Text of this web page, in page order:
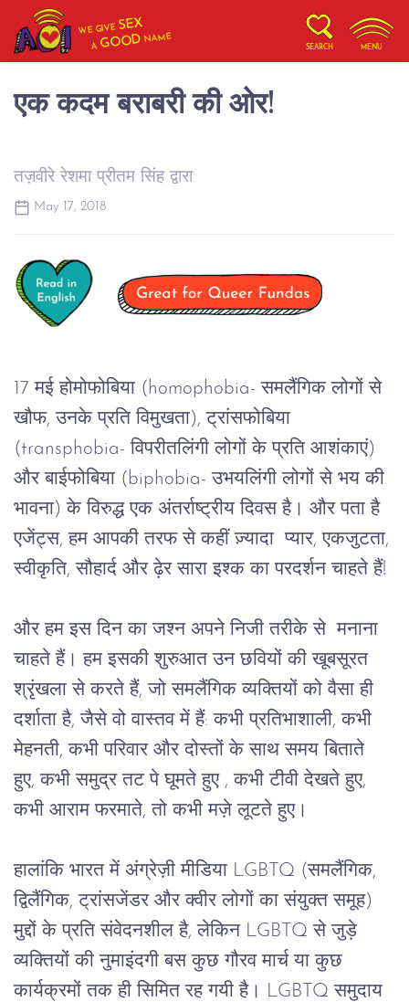
WE GIVESEX
AGOOD NAME
SEARCH MENU
एक कदम बराबरी की ओर!
तज़वीरे रेशमा प्रीतम सिंह द्वारा
May 17, 2018
17 मई होमोफोबिया (homophobia- समलैंगिक लोगों से
खौफ, उनके प्रति विमुखता), ट्रांसफोबिया
(transphobia- विपरीतलिंगी लोगों के प्रति आशंकाएं)
और बाईफोबिया (biphobia- उभयलिंगी लोगों से भय की
भावना) के विरुद्ध एक अंतर्राष्ट्रीय दिवस है। और पता है
एजेंट्स, हम आपकी तरफ से कहीं ज़्यादा प्यार, एकजुटता,
स्वीकृति, सौहार्द और ढ़ेर सारा इश्क का परदर्शन चाहते हैं!
और हम इस दिन का जश्न अपने निजी तरीके से मनाना
चाहते हैं। हम इसकी शुरुआत उन छवियों की खूबसूरत
श्रृंखला से करते हैं, जो समलैंगिक व्यक्तियों को वैसा ही
दर्शाता है, जैसे वो वास्तव में हैं: कभी प्रतिभाशाली, कभी
मेहनती, कभी परिवार और दोस्तों के साथ समय बिताते
हुए, कभी समुद्र तट पे घूमते हुए , कभी टीवी देखते हुए,
कभी आराम फरमाते, तो कभी मज़े लूटते हुए।
हालांकि भारत में अंग्रेज़ी मीडिया LGBTQ (समलैंगिक,
द्विलैंगिक, ट्रांसजेंडर और क्वीर लोगों का संयुक्त समूह)
मुद्दों के प्रति संवेदनशील है, लेकिन LGBTQ से जुड़े
व्यक्तियों की नुमाइंदगी बस कुछ गौरव मार्च या कुछ
कार्यक्रमों तक ही सिमित रह गयी है। LGBTQ समुदाय